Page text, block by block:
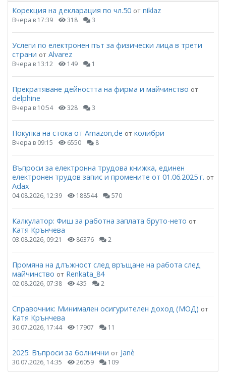
Корекция на декларация по чл.50 от niklaz
Вчера в 17:39 318 3
Услеги по електронен път за физически лица в трети
страни от Alvarez
Вчера в 13:12 149 1
Прекратяване дейността на фирма и майчинство от
delphine
Вчера в 10:54 328 3
Покупка на стока от Amazon,de от колибри
Вчера в 09:15 6550 8
Въпроси за електронна трудова книжка, единен
електронен трудов запис и промените от 01.06.2025 г. от
Adax
04.08.2026, 12:39 188544 570
Калкулатор: Фиш за работна заплата бруто-нето от
Катя Крънчева
03.08.2026, 09:21 86376 2
Промяна на длъжност след връщане на работа след
майчинство от Renkata_84
02.08.2026, 07:38 435 2
Справочник: Минимален осигурителен доход (МОД) от
Катя Крънчева
30.07.2026, 17:44 17907 11
2025: Въпроси за болнични от Janѐ
30.07.2026, 14:35 26059 109